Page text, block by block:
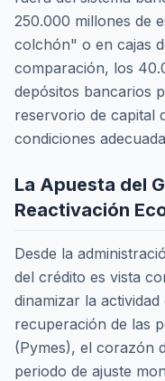
250.000 millones de
colchón" o en cajas
comparación, los
depósitos bancarios
reservorio de capital
condiciones
La Apuesta del
Reactivación
Desde la
del crédito es vista
dinamizar la
recuperación de las
(Pymes), el corazón
periodo de ajuste